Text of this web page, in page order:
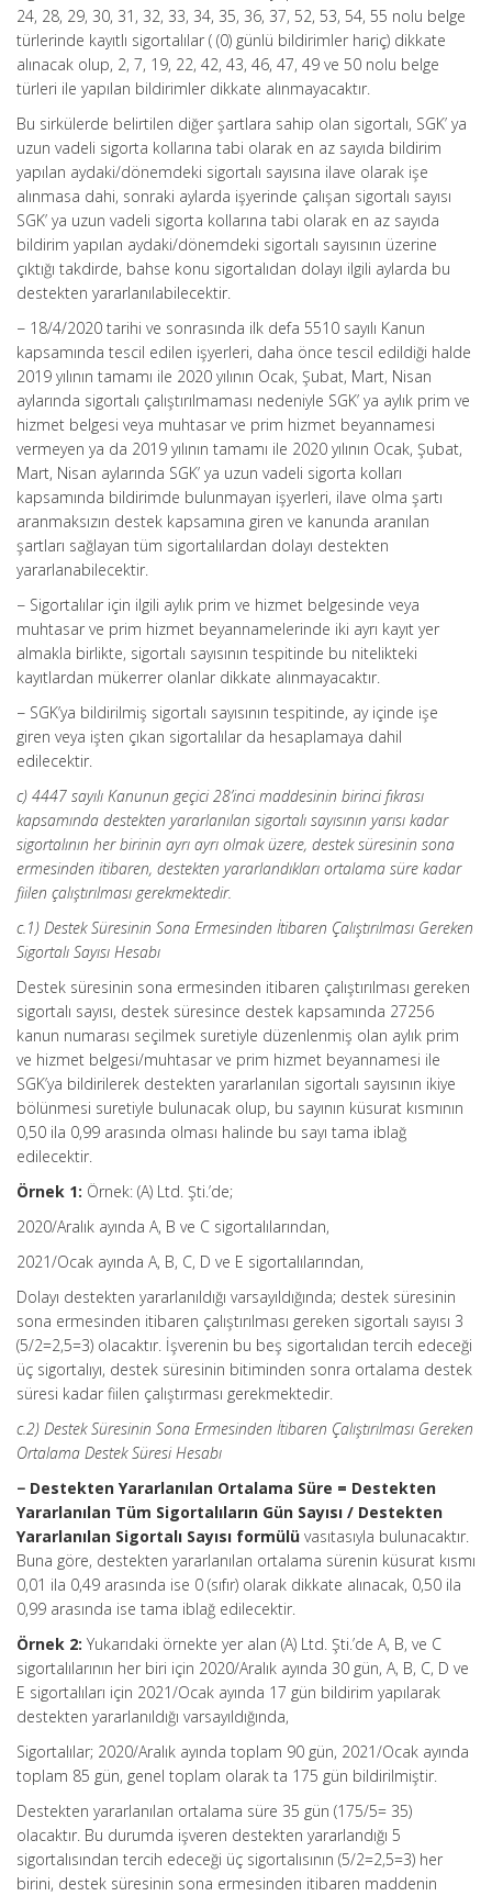
24, 28, 29, 30, 31, 32, 33, 34, 35, 36, 37, 52, 53, 54, 55 nolu belge
türlerinde kayıtlı sigortalılar ( (0) günlü bildirimler hariç) dikkate
alınacak olup, 2, 7, 19, 22, 42, 43, 46, 47, 49 ve 50 nolu belge
türleri ile yapılan bildirimler dikkate alınmayacaktır.
Bu sirkülerde belirtilen diğer şartlara sahip olan sigortalı, SGK’ ya
uzun vadeli sigorta kollarına tabi olarak en az sayıda bildirim
yapılan aydaki/dönemdeki sigortalı sayısına ilave olarak işe
alınmasa dahi, sonraki aylarda işyerinde çalışan sigortalı sayısı
SGK’ ya uzun vadeli sigorta kollarına tabi olarak en az sayıda
bildirim yapılan aydaki/dönemdeki sigortalı sayısının üzerine
çıktığı takdirde, bahse konu sigortalıdan dolayı ilgili aylarda bu
destekten yararlanılabilecektir.
− 18/4/2020 tarihi ve sonrasında ilk defa 5510 sayılı Kanun
kapsamında tescil edilen işyerleri, daha önce tescil edildiği halde
2019 yılının tamamı ile 2020 yılının Ocak, Şubat, Mart, Nisan
aylarında sigortalı çalıştırılmaması nedeniyle SGK’ ya aylık prim ve
hizmet belgesi veya muhtasar ve prim hizmet beyannamesi
vermeyen ya da 2019 yılının tamamı ile 2020 yılının Ocak, Şubat,
Mart, Nisan aylarında SGK’ ya uzun vadeli sigorta kolları
kapsamında bildirimde bulunmayan işyerleri, ilave olma şartı
aranmaksızın destek kapsamına giren ve kanunda aranılan
şartları sağlayan tüm sigortalılardan dolayı destekten
yararlanabilecektir.
− Sigortalılar için ilgili aylık prim ve hizmet belgesinde veya
muhtasar ve prim hizmet beyannamelerinde iki ayrı kayıt yer
almakla birlikte, sigortalı sayısının tespitinde bu nitelikteki
kayıtlardan mükerrer olanlar dikkate alınmayacaktır.
− SGK’ya bildirilmiş sigortalı sayısının tespitinde, ay içinde işe
giren veya işten çıkan sigortalılar da hesaplamaya dahil
edilecektir.
c) 4447 sayılı Kanunun geçici 28’inci maddesinin birinci fıkrası
kapsamında destekten yararlanılan sigortalı sayısının yarısı kadar
sigortalının her birinin ayrı ayrı olmak üzere, destek süresinin sona
ermesinden itibaren, destekten yararlandıkları ortalama süre kadar
fiilen çalıştırılması gerekmektedir.
c.1) Destek Süresinin Sona Ermesinden İtibaren Çalıştırılması Gereken
Sigortalı Sayısı Hesabı
Destek süresinin sona ermesinden itibaren çalıştırılması gereken
sigortalı sayısı, destek süresince destek kapsamında 27256
kanun numarası seçilmek suretiyle düzenlenmiş olan aylık prim
ve hizmet belgesi/muhtasar ve prim hizmet beyannamesi ile
SGK’ya bildirilerek destekten yararlanılan sigortalı sayısının ikiye
bölünmesi suretiyle bulunacak olup, bu sayının küsurat kısmının
0,50 ila 0,99 arasında olması halinde bu sayı tama iblağ
edilecektir.
Örnek 1: Örnek: (A) Ltd. Şti.’de;
2020/Aralık ayında A, B ve C sigortalılarından,
2021/Ocak ayında A, B, C, D ve E sigortalılarından,
Dolayı destekten yararlanıldığı varsayıldığında; destek süresinin
sona ermesinden itibaren çalıştırılması gereken sigortalı sayısı 3
(5/2=2,5=3) olacaktır. İşverenin bu beş sigortalıdan tercih edeceği
üç sigortalıyı, destek süresinin bitiminden sonra ortalama destek
süresi kadar fiilen çalıştırması gerekmektedir.
c.2) Destek Süresinin Sona Ermesinden İtibaren Çalıştırılması Gereken
Ortalama Destek Süresi Hesabı
− Destekten Yararlanılan Ortalama Süre = Destekten
Yararlanılan Tüm Sigortalıların Gün Sayısı / Destekten
Yararlanılan Sigortalı Sayısı formülü vasıtasıyla bulunacaktır.
Buna göre, destekten yararlanılan ortalama sürenin küsurat kısmı
0,01 ila 0,49 arasında ise 0 (sıfır) olarak dikkate alınacak, 0,50 ila
0,99 arasında ise tama iblağ edilecektir.
Örnek 2: Yukarıdaki örnekte yer alan (A) Ltd. Şti.’de A, B, ve C
sigortalılarının her biri için 2020/Aralık ayında 30 gün, A, B, C, D ve
E sigortalıları için 2021/Ocak ayında 17 gün bildirim yapılarak
destekten yararlanıldığı varsayıldığında,
Sigortalılar; 2020/Aralık ayında toplam 90 gün, 2021/Ocak ayında
toplam 85 gün, genel toplam olarak ta 175 gün bildirilmiştir.
Destekten yararlanılan ortalama süre 35 gün (175/5= 35)
olacaktır. Bu durumda işveren destekten yararlandığı 5
sigortalısından tercih edeceği üç sigortalısının (5/2=2,5=3) her
birini, destek süresinin sona ermesinden itibaren maddenin